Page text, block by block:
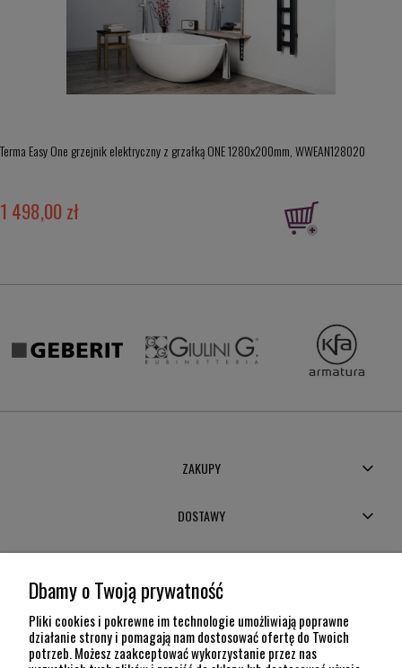
Terma Easy One grzejnik elektryczny z grzałką ONE 1280x200mm, WWEAN128020
1 498,00 zł
ZAKUPY
DOSTAWY
POMOC
INFORMACJE
Dbamy o Twoją prywatność
Pliki cookies i pokrewne im technologie umożliwiają poprawne
działanie strony i pomagają nam dostosować ofertę do Twoich
potrzeb. Możesz zaakceptować wykorzystanie przez nas